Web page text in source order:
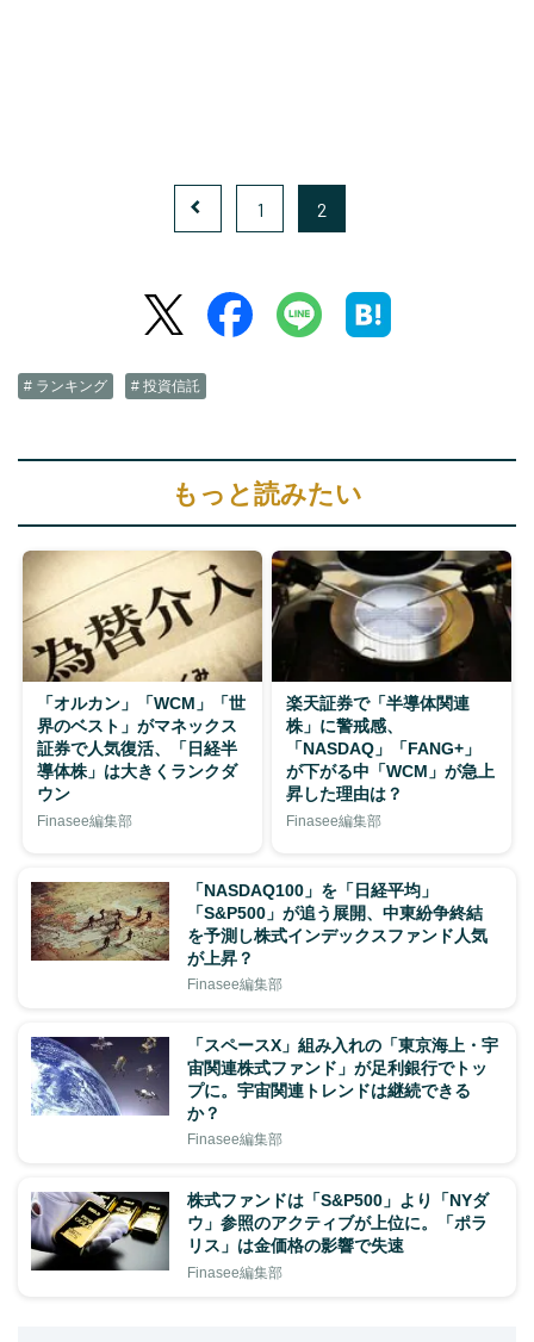
1 2
# ランキング # 投資信託
もっと読みたい
「オルカン」「WCM」「世
界のベスト」がマネックス
証券で人気復活、「日経半
導体株」は大きくランクダ
ウン
Finasee編集部
楽天証券で「半導体関連
株」に警戒感、
「NASDAQ」「FANG+」
が下がる中「WCM」が急上
昇した理由は？
Finasee編集部
「NASDAQ100」を「日経平均」
「S&P500」が追う展開、中東紛争終結
を予測し株式インデックスファンド人気
が上昇？
Finasee編集部
「スペースX」組み入れの「東京海上・宇
宙関連株式ファンド」が足利銀行でトッ
プに。宇宙関連トレンドは継続できる
か？
Finasee編集部
株式ファンドは「S&P500」より「NYダ
ウ」参照のアクティブが上位に。「ポラ
リス」は金価格の影響で失速
Finasee編集部